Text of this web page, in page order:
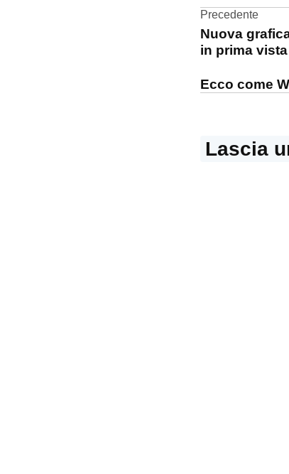
Learning
articoli
Precedente
Nuova
in prima vista
Ecco come
Lascia